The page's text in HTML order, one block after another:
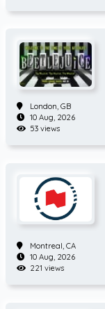
London, GB
10 Aug, 2026
53 views
Montreal, CA
10 Aug, 2026
221 views